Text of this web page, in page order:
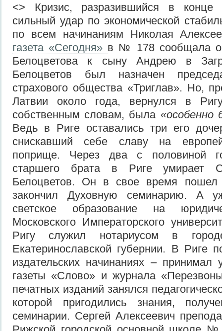
<> Кризис, разразившийся в конце
сильный удар по экономической
по всем начинаниям Николая
газета «Сегодня» в № 178 сообщала
Белоцветова к сыну Андрею в
Белоцветов был назначен
страхового общества «Триглав». Но,
Латвии около года, вернулся в
собственным словам, была «особенно
Ведь в Риге оставались три его
снискавший себе славу на
поприще. Через два с половиной
старшего брата в Риге умирает
Белоцветов. Он в свое время
закончил Духовную семинарию. А
светское образование на
Московского Императорского
Ригу служил нотариусом в
Екатеринославской губернии. В Риге
издательских начинаниях – принимал
газеты «Слово» и журнала
печатных изданий занялся
которой пригодились знания,
семинарии. Сергей Алексеевич